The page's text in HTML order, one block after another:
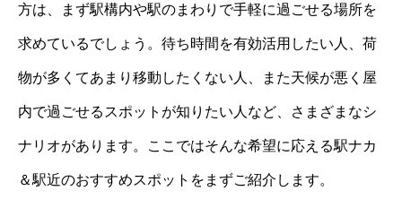
方は、まず駅構内や駅のまわりで手軽に過ごせる場所を
求めているでしょう。待ち時間を有効活用したい人、荷
物が多くてあまり移動したくない人、また天候が悪く屋
内で過ごせるスポットが知りたい人など、さまざまなシ
ナリオがあります。ここではそんな希望に応える駅ナカ
＆駅近のおすすめスポットをまずご紹介します。